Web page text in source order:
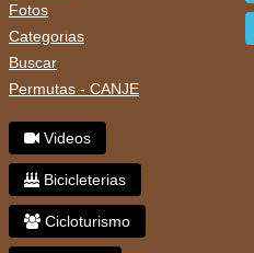
Fotos
Categorias
Buscar
Permutas - CANJE
Videos
Bicicleterias
Cicloturismo